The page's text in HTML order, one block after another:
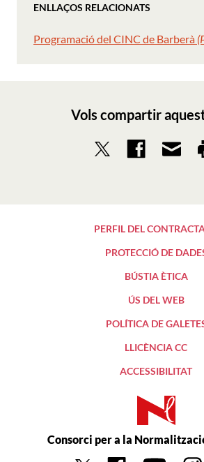
ENLLAÇOS RELACIONATS
Programació del CINC de Barberà
Vols compartir
PERFIL DEL
PROTECCIÓ DE
BÚSTIA ÈTICA
ÚS DEL WEB
POLÍTICA DE
LLICÈNCIA CC
ACCESSIBILITAT
Consorci per a la